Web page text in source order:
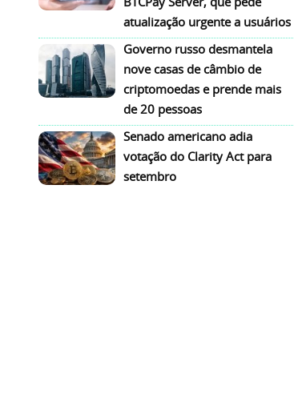
atualização urgente a usuários
Governo russo desmantela
nove casas de câmbio de
criptomoedas e prende mais
de 20 pessoas
Senado americano adia
votação do Clarity Act para
setembro